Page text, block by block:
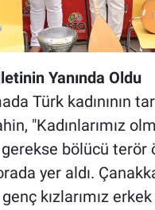
Yanında Oldu
Türk kadınının
"Kadınlarımız
gerekse bölücü
yer aldı.
kızlarımız